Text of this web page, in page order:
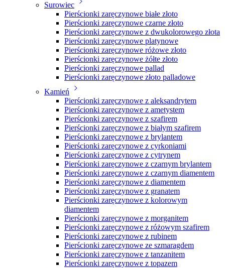
Surowiec
Pierścionki zaręczynowe białe złoto
Pierścionki zaręczynowe czarne złoto
Pierścionki zaręczynowe z dwukolorowego złota
Pierścionki zaręczynowe platynowe
Pierścionki zaręczynowe różowe złoto
Pierścionki zaręczynowe żółte złoto
Pierścionki zaręczynowe pallad
Pierścionki zaręczynowe złoto palladowe
Kamień
Pierścionki zaręczynowe z aleksandrytem
Pierścionki zaręczynowe z ametystem
Pierścionki zaręczynowe z szafirem
Pierścionki zaręczynowe z białym szafirem
Pierścionki zaręczynowe z brylantem
Pierścionki zaręczynowe z cyrkoniami
Pierścionki zaręczynowe z cytrynem
Pierścionki zaręczynowe z czarnym brylantem
Pierścionki zaręczynowe z czarnym diamentem
Pierścionki zaręczynowe z diamentem
Pierścionki zaręczynowe z granatem
Pierścionki zaręczynowe z kolorowym
diamentem
Pierścionki zaręczynowe z morganitem
Pierścionki zaręczynowe z różowym szafirem
Pierścionki zaręczynowe z rubinem
Pierścionki zaręczynowe ze szmaragdem
Pierścionki zaręczynowe z tanzanitem
Pierścionki zaręczynowe z topazem